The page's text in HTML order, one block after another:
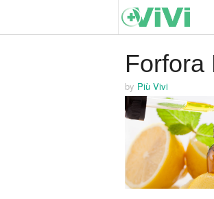
Forfora
by Più Vivi